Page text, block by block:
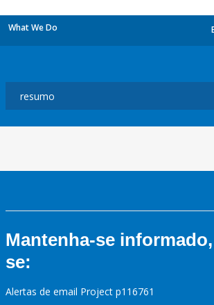
What We Do
Mantenha-se
se:
Alertas de email Project p116761